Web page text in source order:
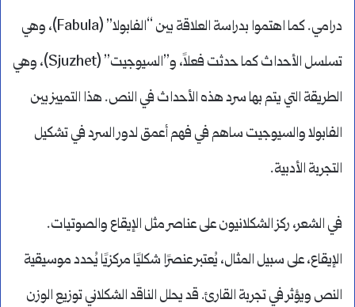
درامي. كما اهتموا بدراسة العلاقة بين “الفابولا” (Fabula)، وهي
تسلسل الأحداث كما حدثت فعلاً، و”السيوجيت” (Sjuzhet)، وهي
الطريقة التي يتم بها سرد هذه الأحداث في النص. هذا التمييز بين
الفابولا والسيوجيت ساهم في فهم أعمق لدور السرد في تشكيل
التجربة الأدبية.
في الشعر، ركز الشكلانيون على عناصر مثل الإيقاع والصوتيات.
الإيقاع، على سبيل المثال، يُعتبر عنصرًا شكليًا مركزيًا يُحدد موسيقية
النص ويؤثر في تجربة القارئ. قد يحلل الناقد الشكلاني توزيع الوزن